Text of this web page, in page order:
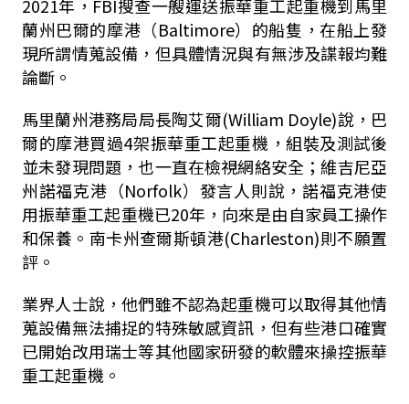
2021年，FBI搜查一艘運送振華重工起重機到馬里
蘭州巴爾的摩港（Baltimore）的船隻，在船上發
現所謂情蒐設備，但具體情況與有無涉及諜報均難
論斷。
馬里蘭州港務局局長陶艾爾(William Doyle)說，巴
爾的摩港買過4架振華重工起重機，組裝及測試後
並未發現問題，也一直在檢視網絡安全；維吉尼亞
州諾福克港（Norfolk）發言人則說，諾福克港使
用振華重工起重機已20年，向來是由自家員工操作
和保養。南卡州查爾斯頓港(Charleston)則不願置
評。
業界人士說，他們雖不認為起重機可以取得其他情
蒐設備無法捕捉的特殊敏感資訊，但有些港口確實
已開始改用瑞士等其他國家研發的軟體來操控振華
重工起重機。